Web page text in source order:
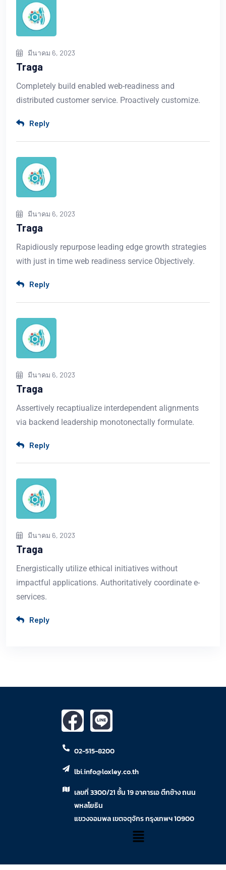
มีนาคม 6, 2023
Traga
Completely build enabled web-readiness and
distributed customer service. Proactively customize.
Reply
มีนาคม 6, 2023
Traga
Rapidiously repurpose leading edge growth strategies
with just in time web readiness service Objectively.
Reply
มีนาคม 6, 2023
Traga
Assertively recaptiualize interdependent alignments
via backend leadership monotonectally formulate.
Reply
มีนาคม 6, 2023
Traga
Energistically utilize ethical initiatives without
impactful applications. Authoritatively coordinate e-
services.
Reply
02-515-8200
lbi.info@loxley.co.th
เลขที่ 3300/21 ชั้น 19 อาคารเอ ตึกช้าง ถนน
พหลโยธิน
แขวงจอมพล เขตจตุจักร กรุงเทพฯ 10900